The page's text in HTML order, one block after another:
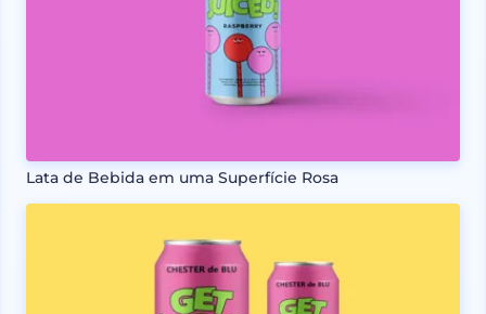
Lata de Bebida em uma Superfície Rosa